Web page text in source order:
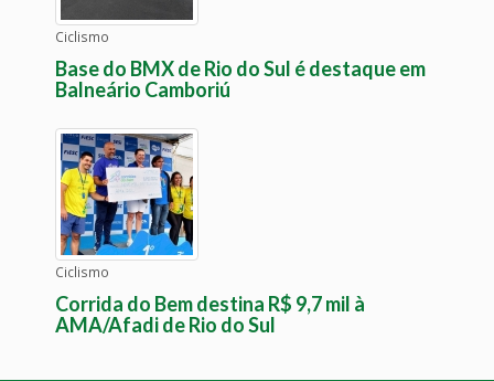
Ciclismo
Base do BMX de Rio do Sul é destaque em
Balneário Camboriú
Ciclismo
Corrida do Bem destina R$ 9,7 mil à
AMA/Afadi de Rio do Sul